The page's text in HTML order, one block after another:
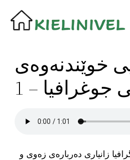
Siirry
sisältöön
خوێندنەوەی
جوغرافیا – 1
زانیاری دەربارەی زەوی و